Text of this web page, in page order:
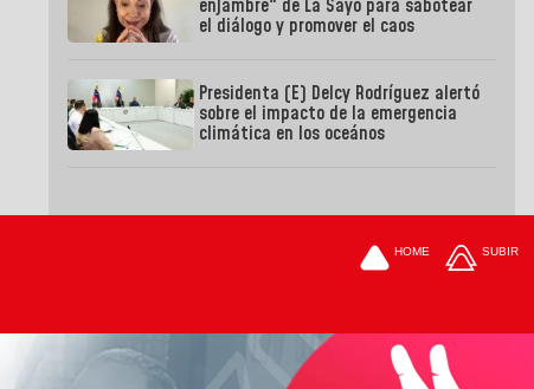
enjambre" de La Sayo para sabotear
el diálogo y promover el caos
Presidenta (E) Delcy Rodríguez alertó
sobre el impacto de la emergencia
climática en los oceános
HOME SUBIR